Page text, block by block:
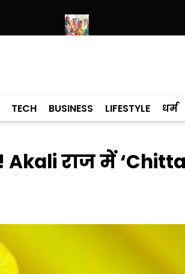
पन्नू
TECH BUSINESS LIFESTYLE धर्म
राज में